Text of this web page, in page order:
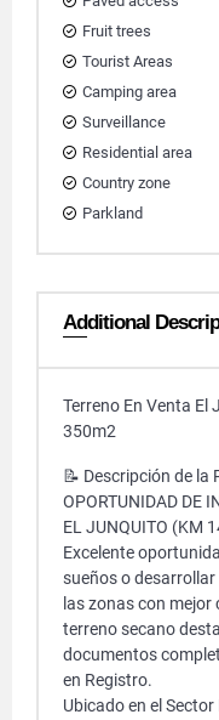
Fruit trees
Tourist Areas
Camping area
Surveillance
Residential area
Country zone
Parkland
Additional
Terreno En Venta El
350m2
📝 Descripción de la
OPORTUNIDAD DE
EL JUNQUITO (KM
Excelente
sueños o
las zonas con
terreno secano
documentos
en Registro.
Ubicado en el